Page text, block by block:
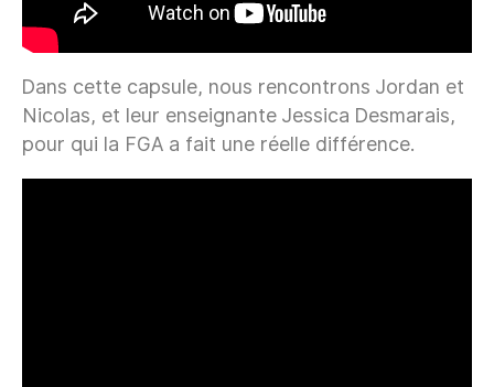
Dans cette capsule, nous rencontrons Jordan et
Nicolas, et leur enseignante Jessica Desmarais,
pour qui la FGA a fait une réelle différence.